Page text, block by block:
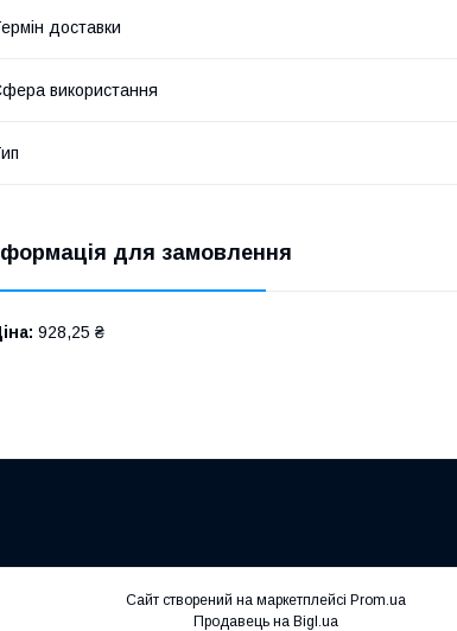
доставки
використання
для замовлення
928,25 ₴
Сайт створений на маркетплейсі Prom.ua
Продавець на Bigl.ua